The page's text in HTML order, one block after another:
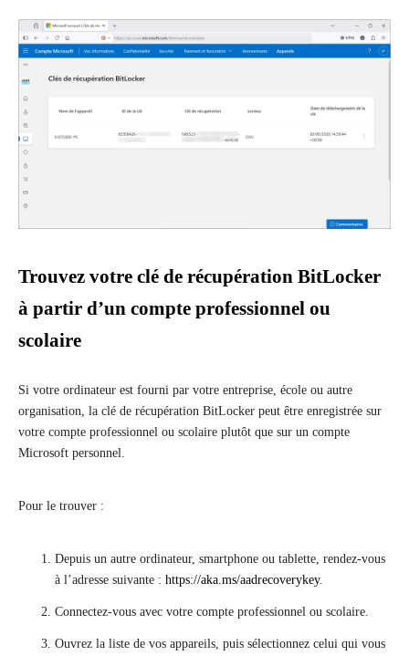
Trouvez votre clé de récupération BitLocker
à partir d’un compte professionnel ou
scolaire
Si votre ordinateur est fourni par votre entreprise, école ou autre
organisation, la clé de récupération BitLocker peut être enregistrée sur
votre compte professionnel ou scolaire plutôt que sur un compte
Microsoft personnel.
Pour le trouver :
Depuis un autre ordinateur, smartphone ou tablette, rendez-vous
à l’adresse suivante : https://aka.ms/aadrecoverykey.
Connectez-vous avec votre compte professionnel ou scolaire.
Ouvrez la liste de vos appareils, puis sélectionnez celui qui vous